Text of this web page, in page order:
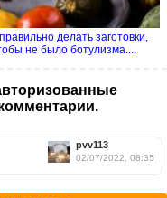
делать заготовки,
не было ботулизма....
pvv113
02/07/2022, 08:35